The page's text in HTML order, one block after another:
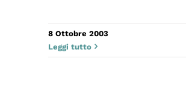
8 Ottobre 2003
Leggi tutto